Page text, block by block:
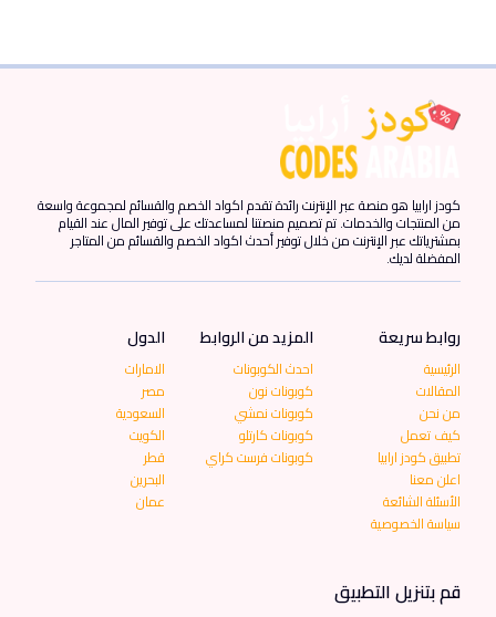
كودز ارابيا هو منصة عبر الإنترنت رائدة تقدم اكواد الخصم والقسائم لمجموعة واسعة
من المنتجات والخدمات. تم تصميم منصتنا لمساعدتك على توفير المال عند القيام
بمشترياتك عبر الإنترنت من خلال توفير أحدث اكواد الخصم والقسائم من المتاجر
المفضلة لديك.
روابط سريعة
الرئيسية
المقالات
من نحن
كيف تعمل
تطبيق كودز ارابيا
اعلن معنا
الأسئلة الشائعة
سياسة الخصوصية
المزيد من الروابط
احدث الكوبونات
كوبونات نون
كوبونات نمشي
كوبونات كارتلو
كوبونات فرست كراي
الدول
الامارات
مصر
السعودية
الكويت
قطر
البحرين
عمان
قم بتنزيل التطبيق